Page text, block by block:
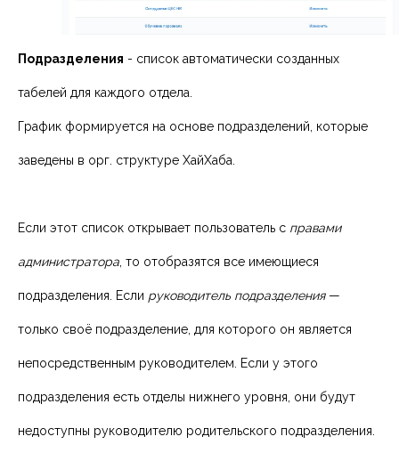
Подразделения - список автоматически созданных
табелей для каждого отдела.
График формируется на основе подразделений, которые
заведены в орг. структуре ХайХаба.
Если этот список открывает пользователь с правами
администратора , то отобразятся все имеющиеся
подразделения. Если руководитель подразделения—
только своё подразделение, для которого он является
непосредственным руководителем. Если у этого
подразделения есть отделы нижнего уровня, они будут
недоступны руководителю родительского подразделения.